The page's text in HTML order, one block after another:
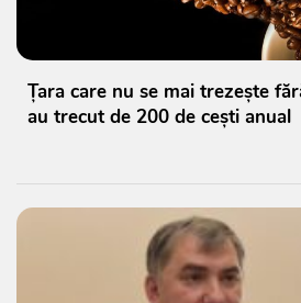
Țara care nu se mai trezește
au trecut de 200 de cești anual